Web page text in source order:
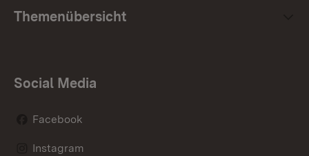
Themenübersicht
Social Media
Facebook
Instagram